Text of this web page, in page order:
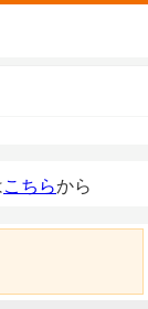
こちらから